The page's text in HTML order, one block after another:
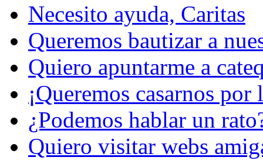
Necesito ayuda, Caritas
Queremos bautizar a
Quiero apuntarme a
¡Queremos casarnos
¿Podemos hablar un
Quiero visitar webs